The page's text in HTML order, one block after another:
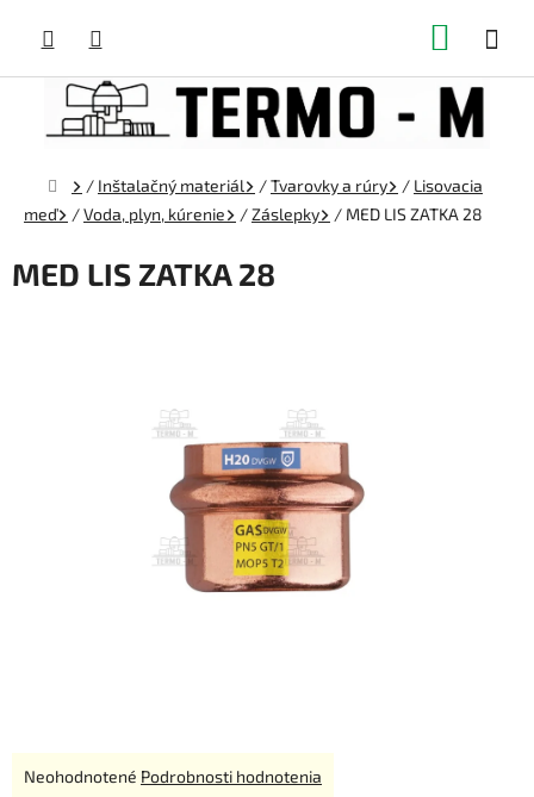
obsah
Domov
/ Inštalačný materiál /Tvarovky a rúry / Lisovacia
meď
/Voda, plyn, kúrenie /Záslepky / MED LIS ZATKA 28
MED LIS ZATKA 28
Priemerné
Neohodnotené Podrobnosti hodnotenia